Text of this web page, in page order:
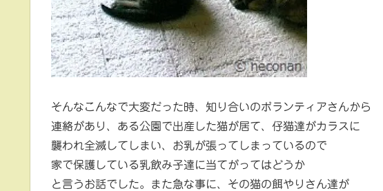
そんなこんなで大変だった時、知り合いのボランティアさんから
連絡があり、ある公園で出産した猫が居て、仔猫達がカラスに
襲われ全滅してしまい、お乳が張ってしまっているので
家で保護している乳飲み子達に当てがってはどうか
と言うお話でした。また急な事に、その猫の餌やりさん達が